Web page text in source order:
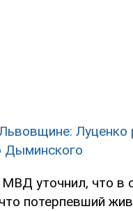
Луценко
Дыминского
уточнил, что в
потерпевший